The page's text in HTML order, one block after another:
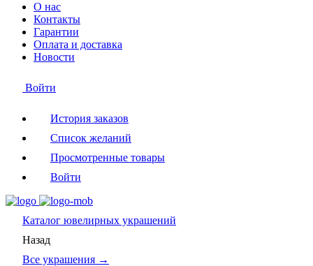
О нас
Контакты
Гарантии
Оплата и доставка
Новости
Войти
История заказов
Список желаний
Просмотренные товары
Войти
Каталог ювелирных украшений
Назад
Все украшения →